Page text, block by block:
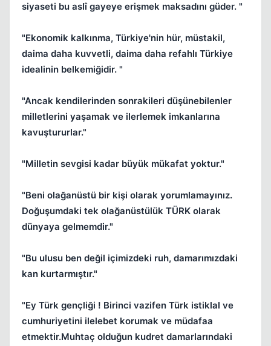
siyaseti bu aslî gayeye erişmek maksadını güder. "
"Ekonomik kalkınma, Türkiye'nin hür, müstakil,
daima daha kuvvetli, daima daha refahlı Türkiye
idealinin belkemiğidir. "
"Ancak kendilerinden sonrakileri düşünebilenler
milletlerini yaşamak ve ilerlemek imkanlarına
kavuştururlar."
"Milletin sevgisi kadar büyük mükafat yoktur."
"Beni olağanüstü bir kişi olarak yorumlamayınız.
Doğuşumdaki tek olağanüstülük TÜRK olarak
dünyaya gelmemdir."
"Bu ulusu ben değil içimizdeki ruh, damarımızdaki
kan kurtarmıştır."
"Ey Türk gençliği ! Birinci vazifen Türk istiklal ve
cumhuriyetini ilelebet korumak ve müdafaa
etmektir.Muhtaç olduğun kudret damarlarındaki